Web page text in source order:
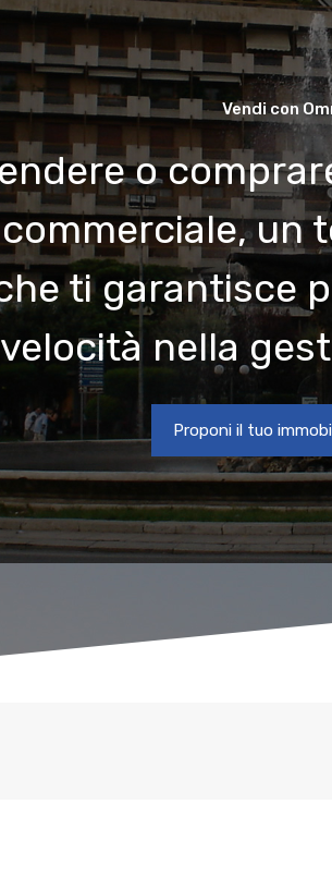
Vendi con
o
un
ti garantisce
velocità nella
Proponi il tuo